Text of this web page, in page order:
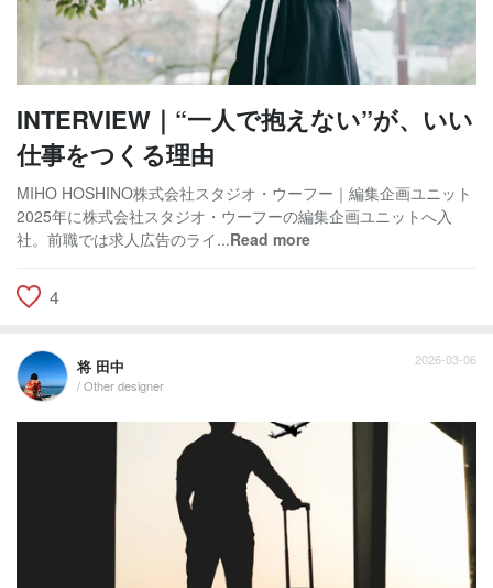
INTERVIEW｜“一人で抱えない”が、いい
仕事をつくる理由
MIHO HOSHINO株式会社スタジオ・ウーフー｜編集企画ユニット
2025年に株式会社スタジオ・ウーフーの編集企画ユニットへ入
社。前職では求人広告のライ...Read more
4
将 田中
/ Other designer
2026-03-06